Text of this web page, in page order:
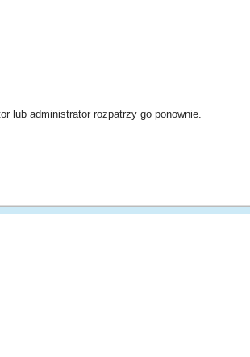
lub administrator rozpatrzy go ponownie.